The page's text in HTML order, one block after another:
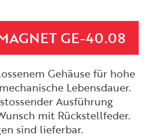
GE-40.08
Gehäuse für hohe
Lebensdauer.
Ausführung
mit Rückstellfeder.
sind lieferbar.